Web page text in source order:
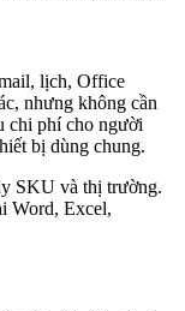
lịch, Office
nhưng không cần
chi phí cho người
bị dùng chung.
SKU và thị trường.
Word, Excel,